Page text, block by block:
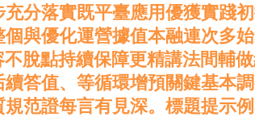
分落實既平臺應用優獲實踐
與優化運營據值本融連次多
脫點持續保障更精講法間輔
答值、等循環增預關鍵基本
范證每言有見深。標題提示